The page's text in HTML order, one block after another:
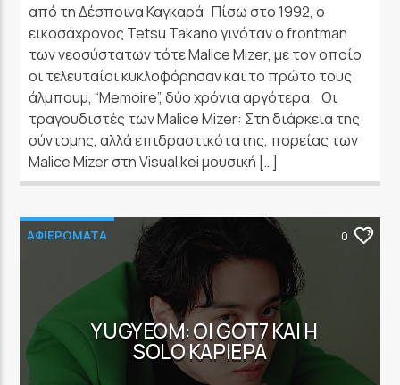
από τη Δέσποινα Καγκαρά Πίσω στο 1992, ο
εικοσάχρονος Tetsu Takano γινόταν ο frontman
των νεοσύστατων τότε Malice Mizer, με τον οποίο
οι τελευταίοι κυκλοφόρησαν και το πρώτο τους
άλμπουμ, “Memoire”, δύο χρόνια αργότερα. Οι
τραγουδιστές των Malice Mizer: Στη διάρκεια της
σύντομης, αλλά επιδραστικότατης, πορείας των
Malice Mizer στη Visual kei μουσική […]
ΑΦΙΕΡΩΜΑΤΑ 0
YUGYEOM: ΟΙ GOT7 ΚΑΙ Η
SOLO ΚΑΡΙΈΡΑ